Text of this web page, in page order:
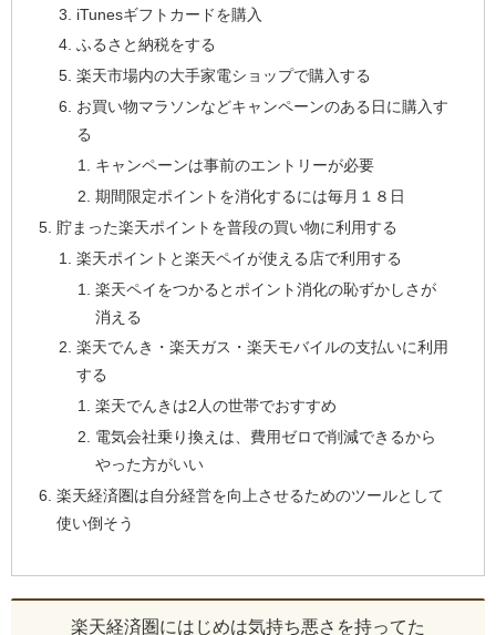
iTunesギフトカードを購入
ふるさと納税をする
楽天市場内の大手家電ショップで購入する
お買い物マラソンなどキャンペーンのある日に購入す
る
キャンペーンは事前のエントリーが必要
期間限定ポイントを消化するには毎月１８日
貯まった楽天ポイントを普段の買い物に利用する
楽天ポイントと楽天ペイが使える店で利用する
楽天ペイをつかるとポイント消化の恥ずかしさが
消える
楽天でんき・楽天ガス・楽天モバイルの支払いに利用
する
楽天でんきは2人の世帯でおすすめ
電気会社乗り換えは、費用ゼロで削減できるから
やった方がいい
楽天経済圏は自分経営を向上させるためのツールとして
使い倒そう
楽天経済圏にはじめは気持ち悪さを持ってた